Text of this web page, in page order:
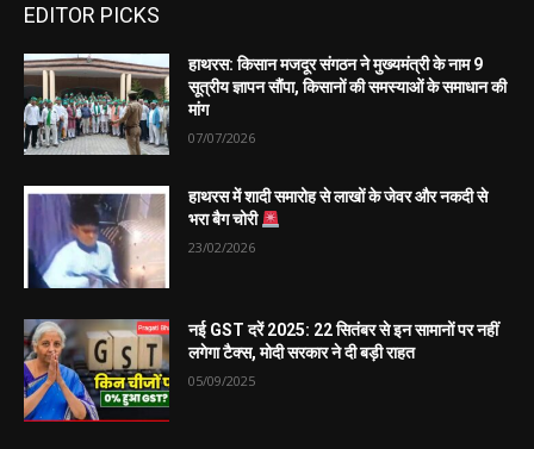
EDITOR PICKS
हाथरस: किसान मजदूर संगठन ने मुख्यमंत्री के नाम 9
सूत्रीय ज्ञापन सौंपा, किसानों की समस्याओं के समाधान की
मांग
07/07/2026
हाथरस में शादी समारोह से लाखों के जेवर और नकदी से
भरा बैग चोरी
23/02/2026
नई GST दरें 2025: 22 सितंबर से इन सामानों पर नहीं
लगेगा टैक्स, मोदी सरकार ने दी बड़ी राहत
05/09/2025